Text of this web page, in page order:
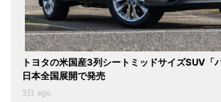
トヨタの米国産3列シートミッドサイズSUV「
日本全国展開で発売
3日 ago